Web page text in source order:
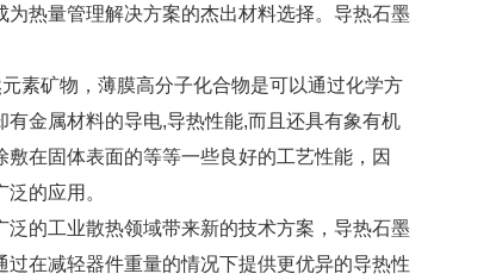
热量管理解决方案的杰出材料选择。导热石墨
素矿物，薄膜高分子化合物是可以通过化学方
金属材料的导电,导热性能,而且还具有象有机
在固体表面的等等一些良好的工艺性能，因
的应用。
的工业散热领域带来新的技术方案，导热石墨
在减轻器件重量的情况下提供更优异的导热性